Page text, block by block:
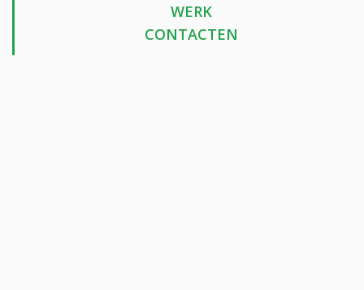
WERK
CONTACTEN